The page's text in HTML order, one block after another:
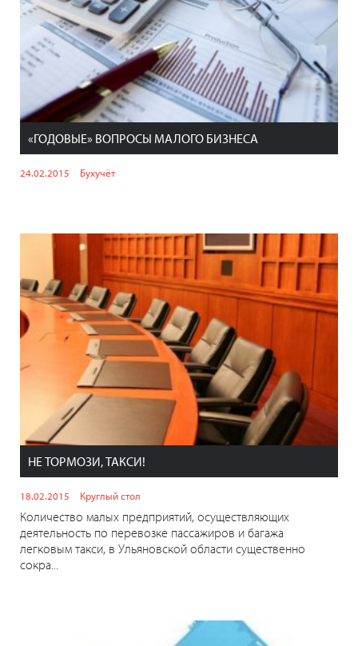
«ГОДОВЫЕ» ВОПРОСЫ МАЛОГО БИЗНЕСА
24.02.2015 Бухучёт
НЕ ТОРМОЗИ, ТАКСИ!
18.02.2015 Круглый стол
Количество малых предприятий, осуществляющих
деятельность по перевозке пассажиров и багажа
легковым такси, в Ульяновской области существенно
сокра...